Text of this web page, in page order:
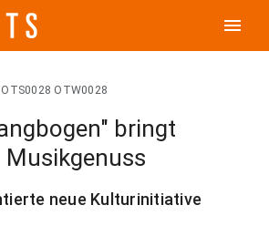
menu
OTS0028 OTW0028
bringt
neue Kulturinitiative